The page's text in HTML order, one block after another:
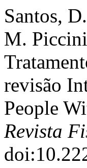
Santos,
M.
revisão
People
Revista